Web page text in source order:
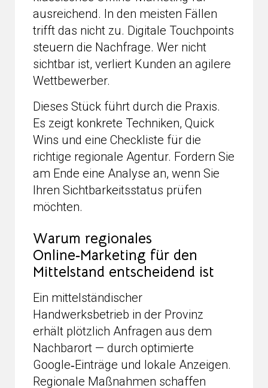
ausreichend. In den meisten Fällen
trifft das nicht zu. Digitale Touchpoints
steuern die Nachfrage. Wer nicht
sichtbar ist, verliert Kunden an agilere
Wettbewerber.
Dieses Stück führt durch die Praxis.
Es zeigt konkrete Techniken, Quick
Wins und eine Checkliste für die
richtige regionale Agentur. Fordern Sie
am Ende eine Analyse an, wenn Sie
Ihren Sichtbarkeitsstatus prüfen
möchten.
Warum regionales
Online‑Marketing für den
Mittelstand entscheidend ist
Ein mittelständischer
Handwerksbetrieb in der Provinz
erhält plötzlich Anfragen aus dem
Nachbarort — durch optimierte
Google‑Einträge und lokale Anzeigen.
Regionale Maßnahmen schaffen